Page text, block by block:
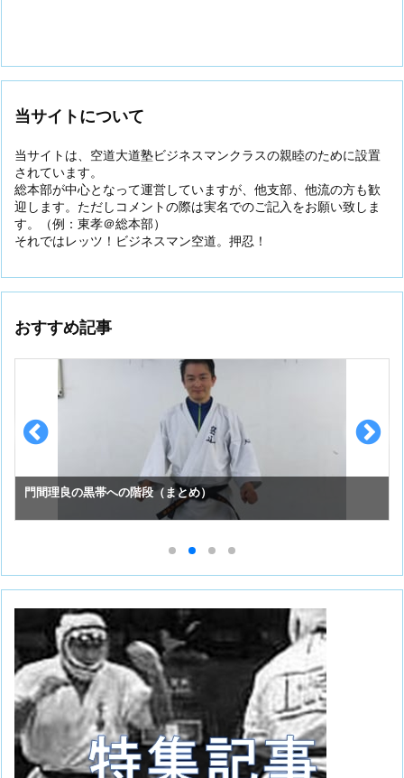
当サイトについて
当サイトは、空道大道塾ビジネスマンクラスの親睦のために設置
されています。
総本部が中心となって運営していますが、他支部、他流の方も歓
迎します。ただしコメントの際は実名でのご記入をお願い致しま
す。（例：東孝＠総本部）
それではレッツ！ビジネスマン空道。押忍！
おすすめ記事
門間理良の黒帯への階段（まとめ）